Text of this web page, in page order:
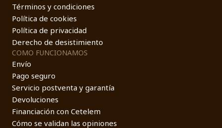
Términos y condiciones
Política de cookies
Política de privacidad
Derecho de desistimiento
COMO FUNCIONAMOS
Envío
Pago seguro
Servicio postventa y garantía
Devoluciones
Financiación con Cetelem
Cómo se validan las opiniones